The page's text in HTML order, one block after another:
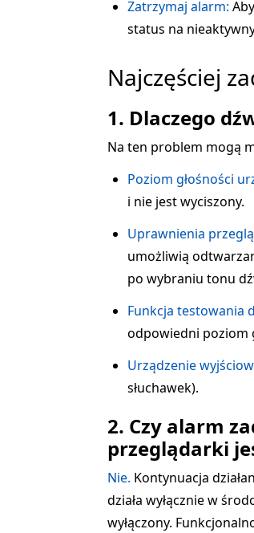
Zatrzymaj alarm:
status na
Najczęściej
1. Dlaczego
Na ten problem mogą
Poziom głośności
i nie jest wyciszony.
Uprawnienia
umożliwią
po wybraniu tonu
Funkcja testowania
odpowiedni poziom
Urządzenie
słuchawek).
2. Czy alarm
przeglądarki
Nie. Kontynuacja
działa wyłącznie w
wyłączony.